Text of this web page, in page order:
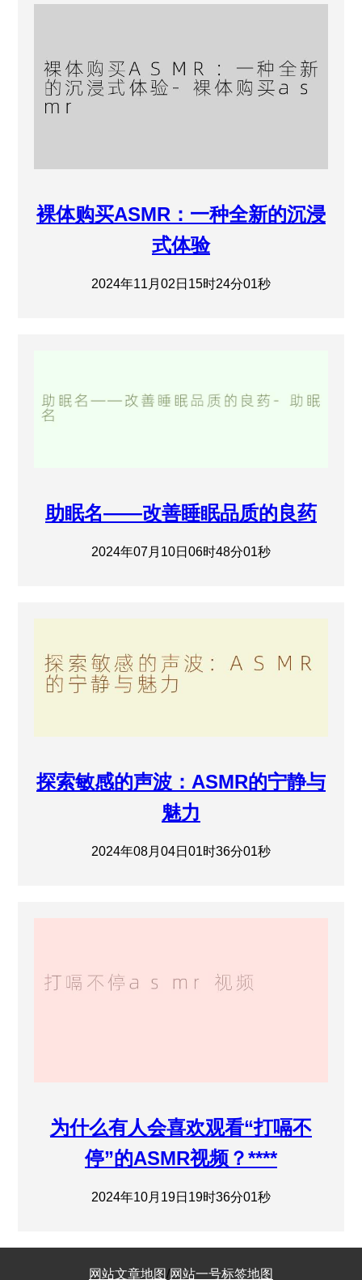
裸体购买ASMR：一种全新的沉浸
式体验
2024年11月02日15时24分01秒
助眠名——改善睡眠品质的良药
2024年07月10日06时48分01秒
探索敏感的声波：ASMR的宁静与
魅力
2024年08月04日01时36分01秒
为什么有人会喜欢观看“打嗝不
停”的ASMR视频？****
2024年10月19日19时36分01秒
网站文章地图/网站一号标签地图